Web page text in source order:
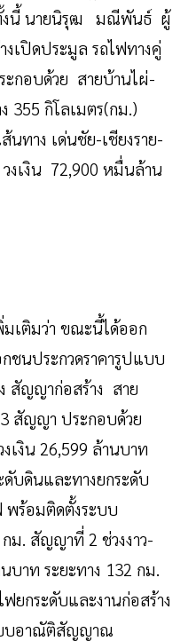
ทั้งนี้ นายนิรุฒ มณีพันธ์ ผู้
งเปิดประมูล รถไฟทางคู่
ะกอบด้วย สายบ้านไผ่-
355 กิโลเมตร(กม.)
นทาง เด่นชัย-เชียงราย-
วงเงิน 72,900 หมื่นล้าน
เติมว่า ขณะนี้ได้ออก
ชนประกวดราคารูปแบบ
สัญญาก่อสร้าง สาย
3 สัญญา ประกอบด้วย
เงิน 26,599 ล้านบาท
ดับดินและทางยกระดับ
พร้อมติดตั้งระบบ
. สัญญาที่ 2 ช่วงงาว-
บาท ระยะทาง 132 กม.
ฟยกระดับและงานก่อสร้าง
บบอาณัติสัญญาณ